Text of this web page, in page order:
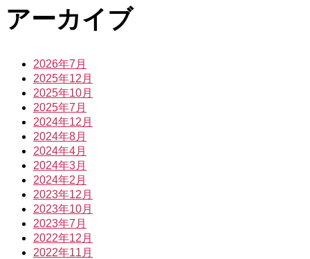
アーカイブ
2026年7月
2025年12月
2025年10月
2025年7月
2024年12月
2024年8月
2024年4月
2024年3月
2024年2月
2023年12月
2023年10月
2023年7月
2022年12月
2022年11月